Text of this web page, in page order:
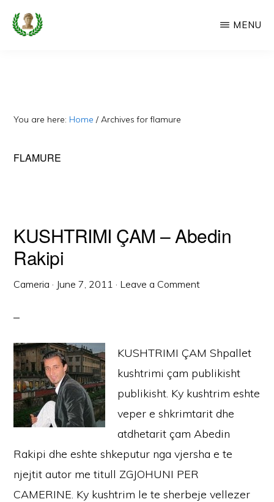
Skip
Faqe
Dedikuar
MENU
You are here: Home / Archives for flamure
FLAMURE
KUSHTRIMI ÇAM – Abedin
Rakipi
Cameria · June 7, 2011 · Leave a Comment
KUSHTRIMI ÇAM Shpallet
kushtrimi çam publikisht
publikisht. Ky kushtrim eshte
veper e shkrimtarit dhe
atdhetarit çam Abedin
Rakipi dhe eshte shkeputur nga vjersha e te
njejtit autor me titull ZGJOHUNI PER
CAMERINE. Ky kushtrim le te sherbeje vellezer